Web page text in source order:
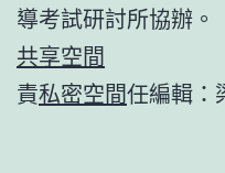
導考試研討所協辦。
共享空間
責私密空間任編輯：